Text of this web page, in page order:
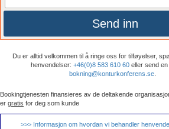
Send inn
Du er alltid velkommen til å ringe oss for tilføyelser,
henvendelser: +46(0)8 583 610 60 eller send
bokning@konturkonferens.se.
Bookingtjenesten finansieres av de deltakende
er gratis for deg som kunde
>>> Informasjon om hvordan vi behandler